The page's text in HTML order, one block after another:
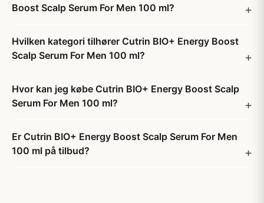
Boost Scalp Serum For Men 100 ml?
Hvilken kategori tilhører Cutrin BIO+ Energy Boost
Scalp Serum For Men 100 ml?
Hvor kan jeg købe Cutrin BIO+ Energy Boost Scalp
Serum For Men 100 ml?
Er Cutrin BIO+ Energy Boost Scalp Serum For Men
100 ml på tilbud?